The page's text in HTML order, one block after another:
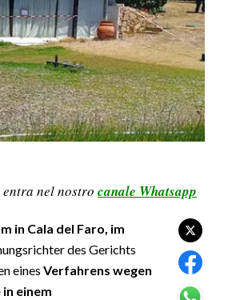
nel nostro canale Whatsapp
in Cala del Faro, im
des Gerichts
eines Verfahrens wegen
einem